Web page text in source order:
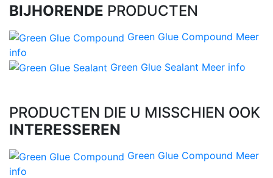
BIJHORENDE PRODUCTEN
Green Glue Compound Meer
info
Green Glue Sealant Meer info
PRODUCTEN DIE U MISSCHIEN OOK
INTERESSEREN
Green Glue Compound Meer
info